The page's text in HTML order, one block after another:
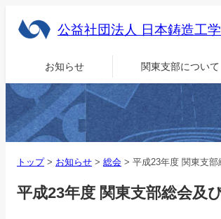
公益社団法人 日本鋳造工
お知らせ 関東支部について
トップ> お知らせ > 総会 > 平成23年度 関東支
平成23年度 関東支部総会及